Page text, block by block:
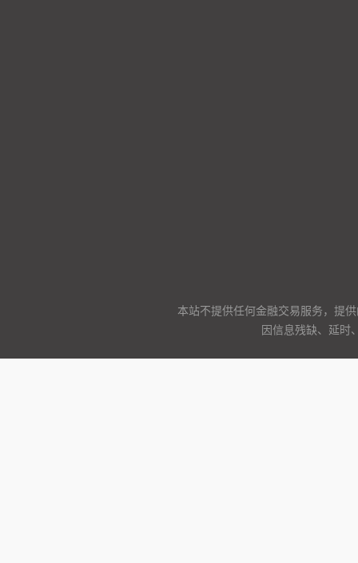
本站不提供任何金融交易服务，提
因信息残缺、延时